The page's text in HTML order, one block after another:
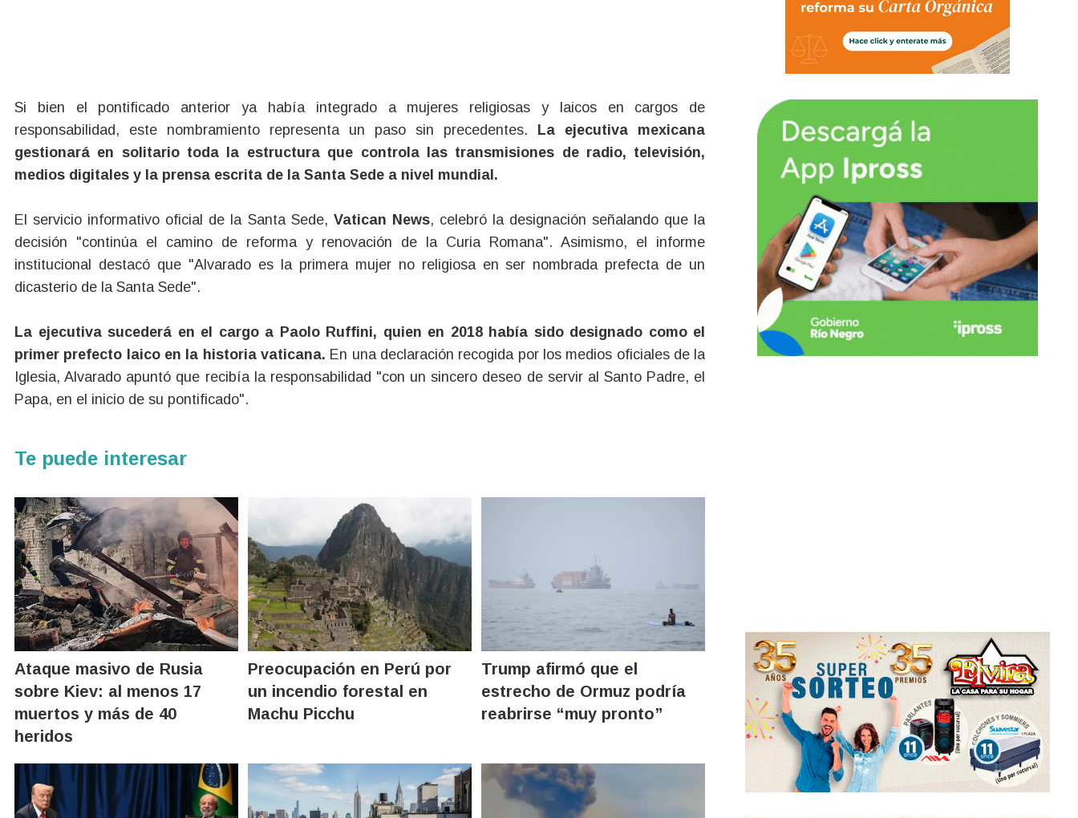
Si bien el pontificado anterior ya había integrado a mujeres religiosas y laicos en cargos de
responsabilidad, este nombramiento representa un paso sin precedentes. La ejecutiva mexicana
gestionará en solitario toda la estructura que controla las transmisiones de radio, televisión,
medios digitales y la prensa escrita de la Santa Sede a nivel mundial.
El servicio informativo oficial de la Santa Sede, Vatican News, celebró la designación señalando que la
decisión "continúa el camino de reforma y renovación de la Curia Romana". Asimismo, el informe
institucional destacó que "Alvarado es la primera mujer no religiosa en ser nombrada prefecta de un
dicasterio de la Santa Sede".
La ejecutiva sucederá en el cargo a Paolo Ruffini, quien en 2018 había sido designado como el
primer prefecto laico en la historia vaticana. En una declaración recogida por los medios oficiales de la
Iglesia, Alvarado apuntó que recibía la responsabilidad "con un sincero deseo de servir al Santo Padre, el
Papa, en el inicio de su pontificado".
Te puede interesar
Ataque masivo de Rusia
sobre Kiev: al menos 17
muertos y más de 40
heridos
Preocupación en Perú por
un incendio forestal en
Machu Picchu
Trump afirmó que el
estrecho de Ormuz podría
reabrirse “muy pronto”